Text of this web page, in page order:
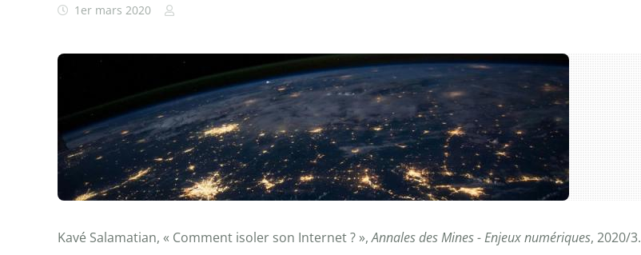
1er mars 2020
Kavé Salamatian, « Comment isoler son Internet ? »,Annales des Mines - Enjeux numériques, 2020/3.